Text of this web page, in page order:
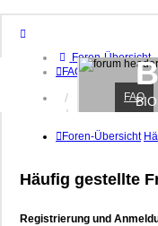
Foren-Übersicht
FAQ
Anmelden
Registrieren
FAQ
Foren-Übersicht
Häufig gestellte
Registrierung und